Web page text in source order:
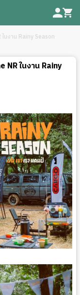
นงาน Rainy Season
NR ในงาน Rainy